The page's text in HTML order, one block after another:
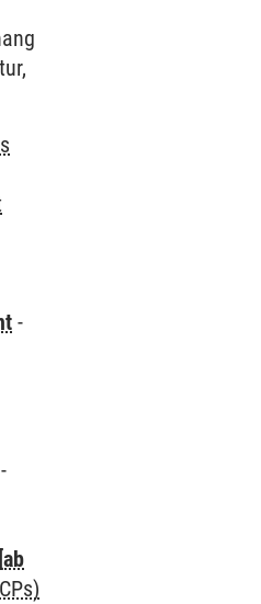
-
-